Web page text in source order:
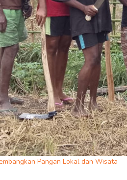
Pangan Lokal dan Wisata